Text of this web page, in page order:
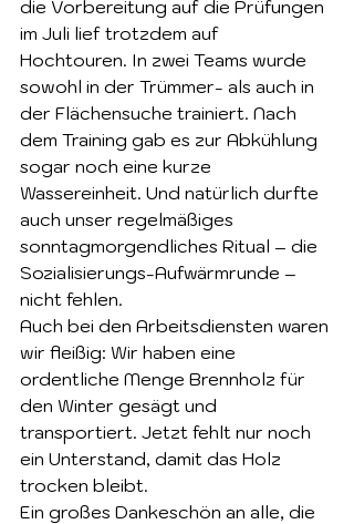
die Vorbereitung auf die Prüfungen
im Juli lief trotzdem auf
Hochtouren. In zwei Teams wurde
sowohl in der Trümmer- als auch in
der Flächensuche trainiert. Nach
dem Training gab es zur Abkühlung
sogar noch eine kurze
Wassereinheit. Und natürlich durfte
auch unser regelmäßiges
sonntagmorgendliches Ritual – die
Sozialisierungs-Aufwärmrunde –
nicht fehlen.
Auch bei den Arbeitsdiensten waren
wir fleißig: Wir haben eine
ordentliche Menge Brennholz für
den Winter gesägt und
transportiert. Jetzt fehlt nur noch
ein Unterstand, damit das Holz
trocken bleibt.
Ein großes Dankeschön an alle, die